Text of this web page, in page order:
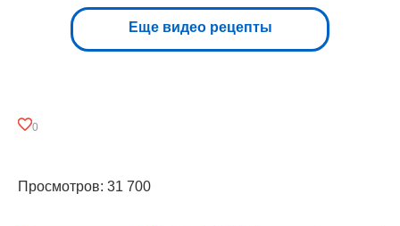
Еще видео рецепты
0
Просмотров: 31 700